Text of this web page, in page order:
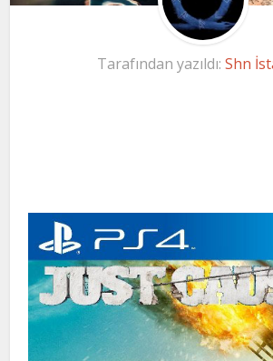
Tarafından yazıldı: Shn